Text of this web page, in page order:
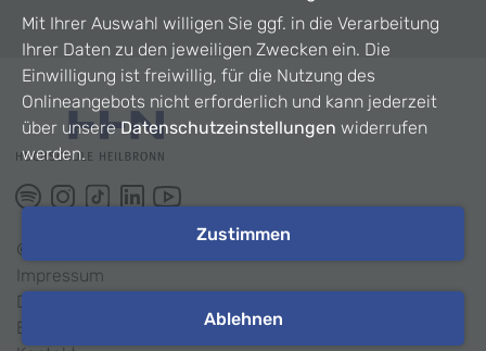
©
Impressum
Datenschutz
Barrierefreiheit
Mit Ihrer Auswahl willigen Sie ggf. in die Verarbeitung
Ihrer Daten zu den jeweiligen Zwecken ein. Die
Einwilligung ist freiwillig, für die Nutzung des
Onlineangebots nicht erforderlich und kann jederzeit
über unsereDatenschutzeinstellungen widerrufen
werden.
Zustimmen
Ablehnen